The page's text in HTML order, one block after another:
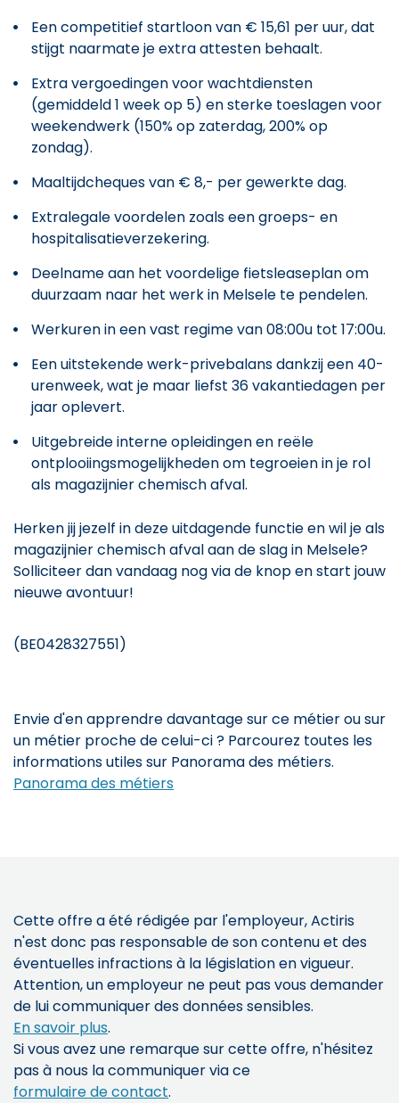
Een competitief startloon van € 15,61 per uur, dat
stijgt naarmate je extra attesten behaalt.
Extra vergoedingen voor wachtdiensten
(gemiddeld 1 week op 5) en sterke toeslagen voor
weekendwerk (150% op zaterdag, 200% op
zondag).
Maaltijdcheques van € 8,- per gewerkte dag.
Extralegale voordelen zoals een groeps- en
hospitalisatieverzekering.
Deelname aan het voordelige fietsleaseplan om
duurzaam naar het werk in Melsele te pendelen.
Werkuren in een vast regime van 08:00u tot 17:00u.
Een uitstekende werk-privebalans dankzij een 40-
urenweek, wat je maar liefst 36 vakantiedagen per
jaar oplevert.
Uitgebreide interne opleidingen en reële
ontplooiingsmogelijkheden om tegroeien in je rol
als magazijnier chemisch afval.
Herken jij jezelf in deze uitdagende functie en wil je als
magazijnier chemisch afval aan de slag in Melsele?
Solliciteer dan vandaag nog via de knop en start jouw
nieuwe avontuur!
(BE0428327551)
Envie d'en apprendre davantage sur ce métier ou sur
un métier proche de celui-ci ? Parcourez toutes les
informations utiles sur Panorama des métiers.
Panorama des métiers
Cette offre a été rédigée par l'employeur, Actiris
n'est donc pas responsable de son contenu et des
éventuelles infractions à la législation en vigueur.
Attention, un employeur ne peut pas vous demander
de lui communiquer des données sensibles.
En savoir plus.
Si vous avez une remarque sur cette offre, n'hésitez
pas à nous la communiquer via ce
formulaire de contact.